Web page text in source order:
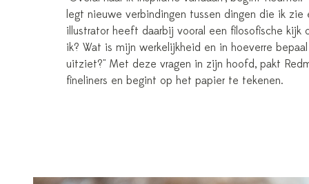
legt nieuwe verbindingen tussen dingen die ik zie
illustrator heeft daarbij vooral een filosofische kijk
ik? Wat is mijn werkelijkheid en in hoeverre
uitziet?" Met deze vragen in zijn hoofd, pakt
fineliners en begint op het papier te tekenen.